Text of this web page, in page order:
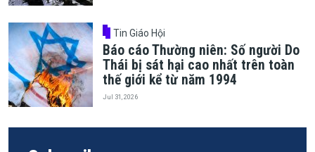
Tin Giáo Hội
Báo cáo Thường niên: Số người Do
Thái bị sát hại cao nhất trên toàn
thế giới kể từ năm 1994
Jul 31, 2026